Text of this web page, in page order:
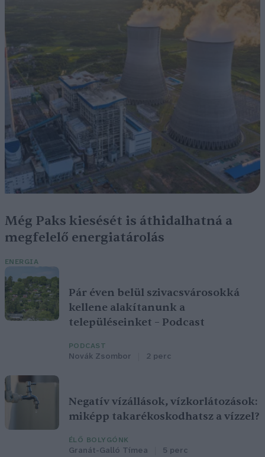
Még Paks kiesését is áthidalhatná a
megfelelő energiatárolás
ENERGIA
Pár éven belül szivacsvárosokká
kellene alakítanunk a
településeinket – Podcast
PODCAST
Novák Zsombor 2 perc
Negatív vízállások, vízkorlátozások:
miképp takarékoskodhatsz a vízzel?
ÉLŐ BOLYGÓNK
Granát-Galló Tímea 5 perc